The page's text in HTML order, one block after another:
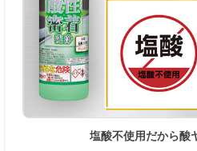
塩酸不使用だから酸